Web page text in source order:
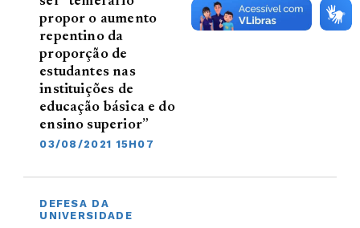
propor o aumento
repentino da
proporção de
estudantes nas
instituições de
educação básica e do
ensino superior”
03/08/2021 15H07
DEFESA DA
UNIVERSIDADE